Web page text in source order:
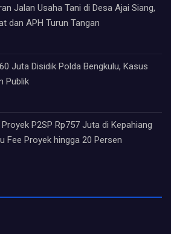
Jalan Usaha Tani di Desa Ajai Siang,
dan APH Turun Tangan
Juta Disidik Polda Bengkulu, Kasus
Publik
P2SP Rp757 Juta di Kepahiang
Fee Proyek hingga 20 Persen